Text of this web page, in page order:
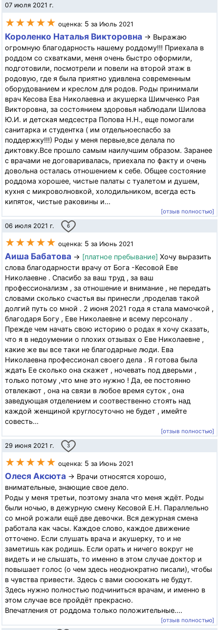
07 июля 2021 г.
★★★★★ оценка: 5 за Июль 2021
Короленко Наталья Викторовна → Выражаю
огромную благодарность нашему роддому!!! Приехала в
роддом со схватками, меня очень быстро оформили,
подготовили, посмотрели и повели на второй этаж в
родовую, где я была приятно удивлена современным
оборудованием и креслом для родов. Роды принимали
врач Кесова Ева Николаевна и акушерка Шимченко Рая
Викторовна, за состоянием здоровья наблюдали Шилова
Ю.И. и детская медсестра Попова Н.Н., еще помогали
санитарка и студентка ( им отдельноеспасбо за
поддержку!!!) Роды у меня первые,все делала по
диктовку.Все прошло самым наилучшим образом. Заранее
с врачами не договаривалась, приехала по факту и очень
довольна осталась отношением к себе. Общее состояние
роддома хорошее, чистые палаты с туалетом и душем,
кухня с микроволновкой, холодильником, всегда есть
кипяток, чистые раковины и...
[отзыв полностью]
06 июля 2021 г. 6
★★★★★ оценка: 5 за Июнь 2021
Аиша Бабатова → [платное пребывание] Хочу выразить
слова благодарности врачу от Бога -Кесовой Еве
Николаевне . Спасибо за ваш труд , за ваш
профессионализм , за отношение и внимание , не передать
словами сколько счастья вы принесли ,проделав такой
долгий путь со мной . 2 июня 2021 года я стала мамочкой ,
благодаря Богу , Еве Николаевне и всему персоналу .
Прежде чем начать свою историю о родах я хочу сказать,
что я в недоумении о плохих отзывах о Еве Николаевне ,
какие же вы все таки не благодарные люди. Ева
Николаевна профессионал своего дела . Я готова была
ждать Ее сколько она скажет , ночевать под дверьми ,
только потому ,что мне это нужно ! Да, ее постоянно
отвлекают , она на связи в любое время суток , она
заведующая отделением и соотвественно стоять над
каждой женщиной круглосуточно не будет , имейте
совесть...
[отзыв полностью]
29 июня 2021 г. 3
★★★★★ оценка: 5 за Июнь 2021
Олеся Аксюта → Врачи относятся хорошо,
внимательные, знающие свое дело.
Роды у меня третьи, поэтому знала что меня ждёт. Роды
были ночью, в дежурную смену Кесовой Е.Н. Параллельно
со мной рожали ещё две девочки. Вся дежурная смена
работала как часы. Каждое слово, каждое движение
отточено. Если слушать врача и акушерку, то и не
заметишь как родишь. Если орать и ничего вокруг не
видеть и не слышать, то именно в этом случае доктор и
повышает голос (о чем здесь неоднократно писали), чтобы
в чувства привести. Здесь с вами сюсюкать не будут.
Здесь нужно полностью подчиниться врачам, и именно в
этом случае все пройдёт прекрасно.
Впечатления от роддома только положительные....
[отзыв полностью]